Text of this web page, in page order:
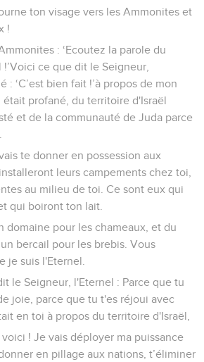
ton visage vers les Ammonites et
!
: ‘Ecoutez la parole du
ce que dit le Seigneur,
: ‘C’est bien fait !’à propos de mon
était profané, du territoire d'Israël
et de la communauté de Juda parce
te donner en possession aux
leurs campements chez toi,
au milieu de toi. Ce sont eux qui
qui boiront ton lait.
domaine pour les chameaux, et du
bercail pour les brebis. Vous
je suis l'Eternel.
le Seigneur, l'Eternel : Parce que tu
joie, parce que tu t'es réjoui avec
en toi à propos du territoire d'Israël,
! Je vais déployer ma puissance
en pillage aux nations, t’éliminer